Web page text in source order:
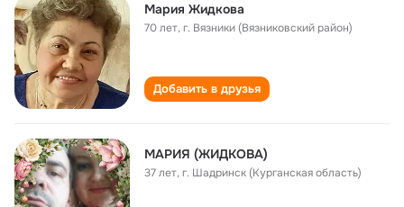
Мария Жидкова
70 лет,г. Вязники (Вязниковский район)
Добавить в друзья
МАРИЯ (ЖИДКОВА)
37 лет,г. Шадринск (Курганская область)